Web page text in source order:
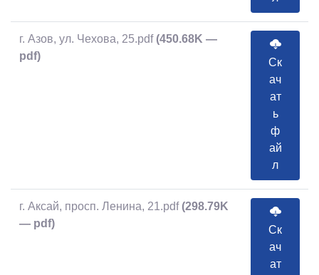
г. Азов, ул. Чехова, 25.pdf (450.68K —
pdf)
Ск
ач
ат
ь
ф
ай
л
г. Аксай, просп. Ленина, 21.pdf (298.79K
— pdf)
Ск
ач
ат